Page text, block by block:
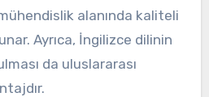
alanında kaliteli
Ayrıca, İngilizce dilinin
da uluslararası